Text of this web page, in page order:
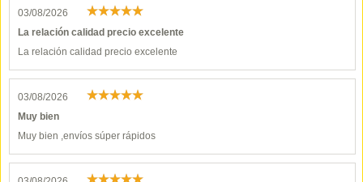
03/08/2026
La relación calidad precio excelente
La relación calidad precio excelente
03/08/2026
Muy bien
Muy bien ,envíos súper rápidos